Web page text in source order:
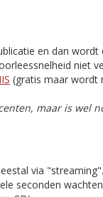
en dan wordt
niet
(gratis maar wordt
maar is wel
via
seconden